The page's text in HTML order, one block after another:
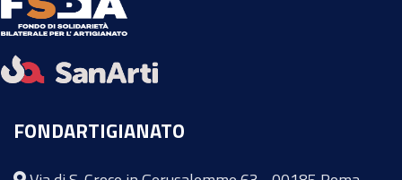
FONDARTIGIANATO